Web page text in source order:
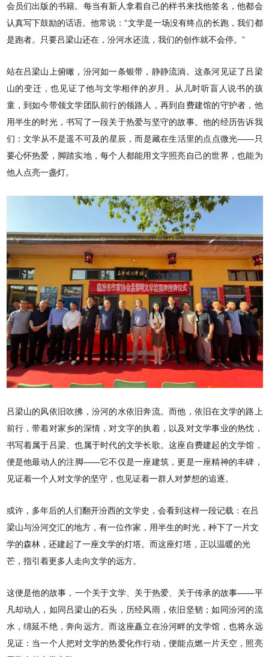
会员们出版的书籍。每当有新人拿着自己的样书来找他签名，他都会
认真写下鼓励的话语。他常说：“文学是一场没有终点的长跑，我们都
是跑者。只要吕梁山还在，汾河水还流，我们的创作就不会停。”
站在吕梁山上俯瞰，汾河如一条银带，静静流淌。这条河见证了吕梁
山的变迁，也见证了他与文学相伴的岁月。从儿时听盲人说书的孩
童，到如今带领文学团队前行的领路人，再到自费建馆的守护者，他
用半生的时光，书写了一段关于热爱与坚守的故事。他的经历告诉我
们：文学从不是遥不可及的星辰，而是藏在生活里的点点微光——只
要心怀热爱，脚踏实地，每个人都能用文字照亮自己的世界，也能为
他人点亮一盏灯。
吕梁山的风依旧吹拂，汾河的水依旧奔流。而他，依旧在文学的路上
前行，带着对家乡的深情，对文字的执着，以及对文学事业的热忱，
书写着属于吕梁、也属于时代的文学长歌。这座自费建起的文学馆，
便是他最动人的注脚——它不仅是一座建筑，更是一座精神的丰碑，
见证着一个人对文学的坚守，也见证着一群人对梦想的追逐。
或许，多年后的人们翻开汾西的文学史，会看到这样一段记载：在吕
梁山与汾河交汇的地方，有一位作家，用半生的时光，种下了一片文
学的森林，还建起了一座文学的灯塔。而这座灯塔，正以温暖的光
芒，指引着更多人走向文学的远方。
这便是他的故事，一个关于文学、关于热爱、关于传承的故事——平
凡却动人，如同吕梁山的石头，历经风雨，依旧坚韧；如同汾河的流
水，绵延不绝，奔向远方。而这座矗立在汾河畔的文学馆，也将永远
见证：当一个人把对文学的热爱化作行动，便能点燃一片天空，照亮